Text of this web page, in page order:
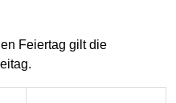
Feiertag gilt die